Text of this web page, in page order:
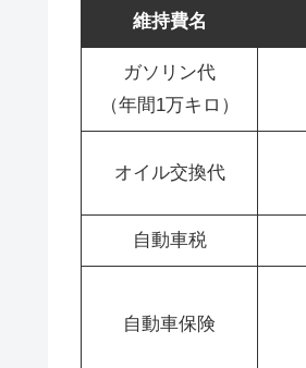
維持費名
ガソリン代
（年間1万キロ）
オイル交換代
自動車税
自動車保険